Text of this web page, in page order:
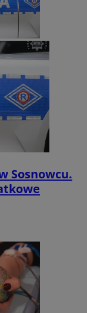
Sosnowcu.